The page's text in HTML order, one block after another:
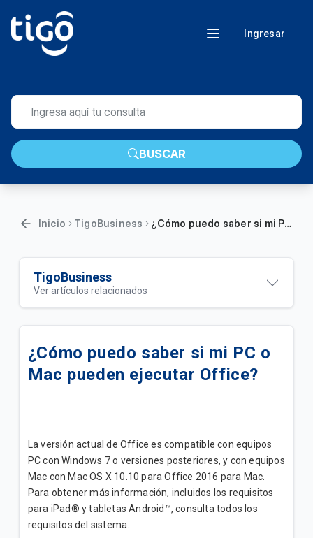
Ingresar
BUSCAR
Inicio TigoBusiness ¿Cómo puedo saber si mi PC o Mac pueden ejecutar Office?
TigoBusiness
Ver artículos relacionados
Actualizamos su Internet+ TV Lite Plus | B2B
Actualizamos su plan Internet + TV Lite | B2B
Add Ons de Navegación | B2B
Un canal de atención exclusivo para impulsar tu
negocio
¿Cómo puedo saber si mi PC o
Mac pueden ejecutar Office?
La versión actual de Office es compatible con equipos
PC con Windows 7 o versiones posteriores, y con equipos
Mac con Mac OS X 10.10 para Office 2016 para Mac.
Para obtener más información, incluidos los requisitos
para iPad® y tabletas Android™, consulta todos los
requisitos del sistema.